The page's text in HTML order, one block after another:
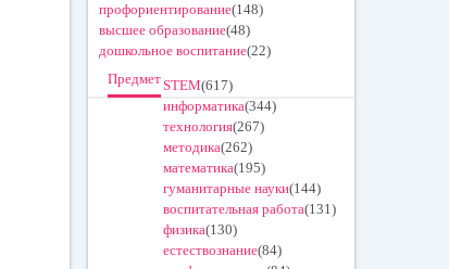
профориентирование(148)
высшее образование(48)
дошкольное воспитание(22)
ПредметSTEM(617)
информатика(344)
технология(267)
методика(262)
математика(195)
гуманитарные науки(144)
воспитательная работа(131)
физика(130)
естествознание(84)